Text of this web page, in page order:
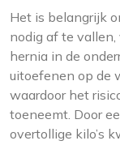
Het is belangrijk
nodig af te
hernia in de
uitoefenen op de
waardoor het
toeneemt. Door
overtollige kilo’s